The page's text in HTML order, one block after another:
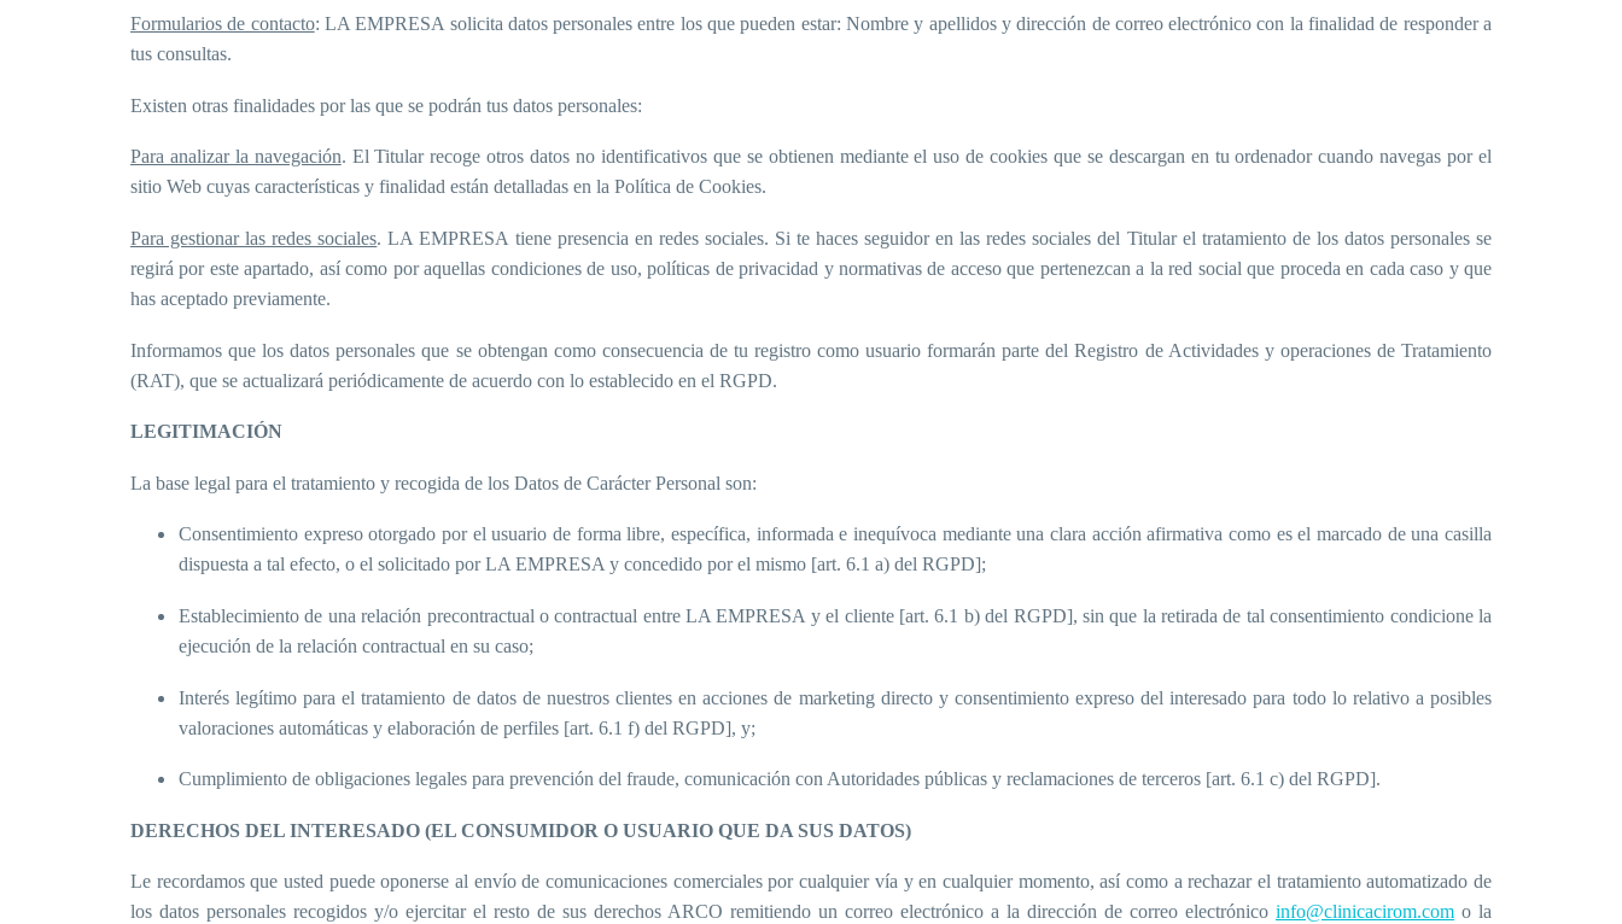
Formularios de contacto: LA EMPRESA solicita datos personales entre los que pueden estar: Nombre y apellidos y dirección de correo electrónico con la finalidad de responder a
tus consultas.
Existen otras finalidades por las que se podrán tus datos personales:
Para analizar la navegación. El Titular recoge otros datos no identificativos que se obtienen mediante el uso de cookies que se descargan en tu ordenador cuando navegas por el
sitio Web cuyas características y finalidad están detalladas en la Política de Cookies.
Para gestionar las redes sociales. LA EMPRESA tiene presencia en redes sociales. Si te haces seguidor en las redes sociales del Titular el tratamiento de los datos personales se
regirá por este apartado, así como por aquellas condiciones de uso, políticas de privacidad y normativas de acceso que pertenezcan a la red social que proceda en cada caso y que
has aceptado previamente.
Informamos que los datos personales que se obtengan como consecuencia de tu registro como usuario formarán parte del Registro de Actividades y operaciones de Tratamiento
(RAT), que se actualizará periódicamente de acuerdo con lo establecido en el RGPD.
LEGITIMACIÓN
La base legal para el tratamiento y recogida de los Datos de Carácter Personal son:
Consentimiento expreso otorgado por el usuario de forma libre, específica, informada e inequívoca mediante una clara acción afirmativa como es el marcado de una casilla
dispuesta a tal efecto, o el solicitado por LA EMPRESA y concedido por el mismo [art. 6.1 a) del RGPD];
Establecimiento de una relación precontractual o contractual entre LA EMPRESA y el cliente [art. 6.1 b) del RGPD], sin que la retirada de tal consentimiento condicione la
ejecución de la relación contractual en su caso;
Interés legítimo para el tratamiento de datos de nuestros clientes en acciones de marketing directo y consentimiento expreso del interesado para todo lo relativo a posibles
valoraciones automáticas y elaboración de perfiles [art. 6.1 f) del RGPD], y;
Cumplimiento de obligaciones legales para prevención del fraude, comunicación con Autoridades públicas y reclamaciones de terceros [art. 6.1 c) del RGPD].
DERECHOS DEL INTERESADO (EL CONSUMIDOR O USUARIO QUE DA SUS DATOS)
Le recordamos que usted puede oponerse al envío de comunicaciones comerciales por cualquier vía y en cualquier momento, así como a rechazar el tratamiento automatizado de
los datos personales recogidos y/o ejercitar el resto de sus derechos ARCO remitiendo un correo electrónico a la dirección de correo electrónico info@clinicacirom.com o la